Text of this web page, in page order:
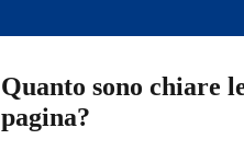
Quanto sono chiare
pagina?